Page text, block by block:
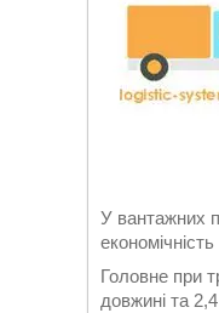
У вантажних
Головне при
довжині та